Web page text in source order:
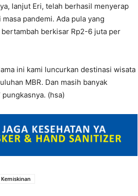
lanjut Eri, telah berhasil menyerap
pandemi. Ada pula yang
berkisar Rp2-6 juta per
ini kami luncurkan destinasi wisata
MBR. Dan masih banyak
(hsa)